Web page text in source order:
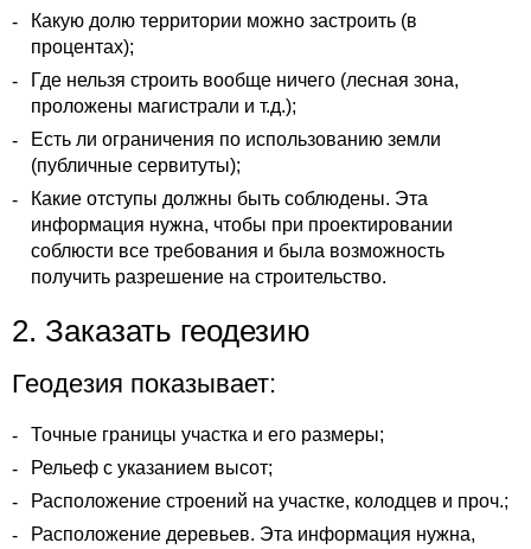
Какую долю территории можно застроить (в
процентах);
Где нельзя строить вообще ничего (лесная зона,
проложены магистрали и т.д.);
Есть ли ограничения по использованию земли
(публичные сервитуты);
Какие отступы должны быть соблюдены. Эта
информация нужна, чтобы при проектировании
соблюсти все требования и была возможность
получить разрешение на строительство.
2. Заказать геодезию
Геодезия показывает:
Точные границы участка и его размеры;
Рельеф с указанием высот;
Расположение строений на участке, колодцев и проч.;
Расположение деревьев. Эта информация нужна,